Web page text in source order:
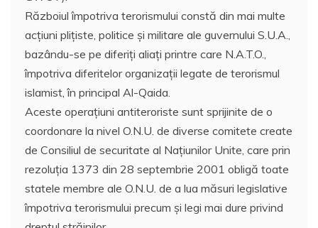
Războiul împotriva terorismului constă din mai multe
acţiuni pliţiste, politice şi militare ale guvernului S.U.A.,
bazându-se pe diferiţi aliaţi printre care N.A.T.O.,
împotriva diferitelor organizaţii legate de terorismul
islamist, în principal Al-Qaida.
Aceste operaţiuni antiteroriste sunt sprijinite de o
coordonare la nivel O.N.U. de diverse comitete create
de Consiliul de securitate al Naţiunilor Unite, care prin
rezoluţia 1373 din 28 septembrie 2001 obligă toate
statele membre ale O.N.U. de a lua măsuri legislative
împotriva terorismului precum şi legi mai dure privind